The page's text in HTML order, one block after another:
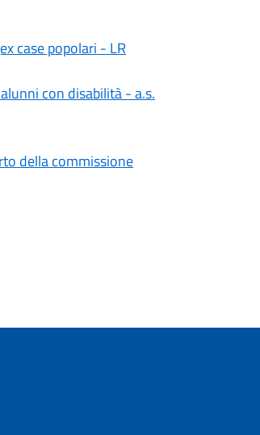
case popolari - LR
con disabilità - a.s.
della commissione